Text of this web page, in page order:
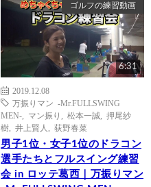
ゴルフの練習動画
6:31
2019.12.08
万振りマン -Mr.FULLSWING
MEN-
マン振り 松本一誠
押尾紗
樹
井上賢人 荻野春菜
男子1位・女子1位のドラコン
選手たちとフルスイング練習
会 in ロッテ葛西｜万振りマン